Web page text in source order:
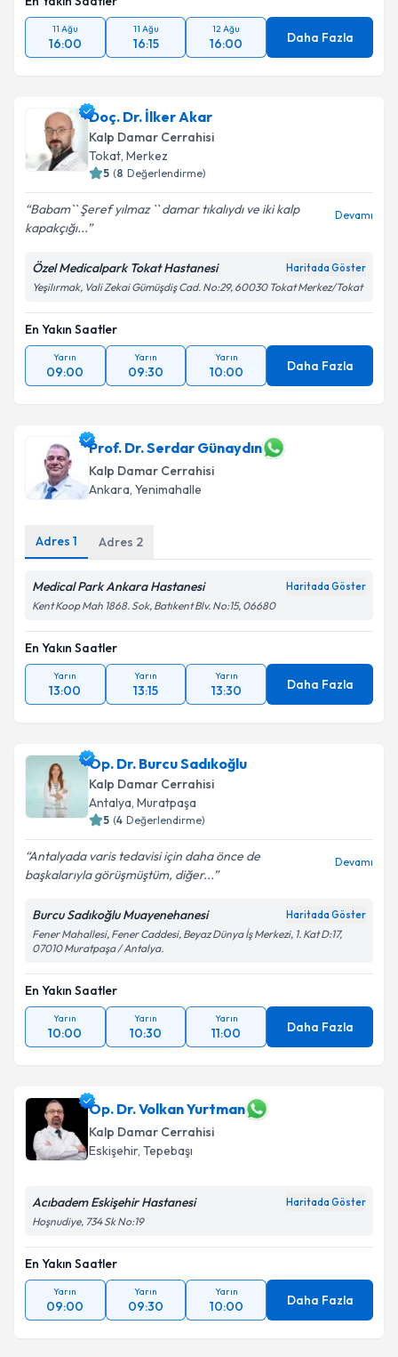
11 Ağu
16:00
11 Ağu
16:15
12 Ağu
16:00 Daha Fazla
Doç. Dr. İlker Akar
Kalp Damar Cerrahisi
Tokat, Merkez
5 (8 Değerlendirme)
Babam`` Şeref yılmaz `` damar tıkalıydı ve iki kalp
kapakçığı...
Devamı
Özel Medicalpark Tokat Hastanesi Haritada Göster
Yeşilırmak, Vali Zekai Gümüşdiş Cad. No:29, 60030 Tokat Merkez/Tokat
En Yakın Saatler
Yarın
09:00
Yarın
09:30
Yarın
10:00 Daha Fazla
Prof. Dr. Serdar Günaydın
Kalp Damar Cerrahisi
Ankara, Yenimahalle
Adres 1 Adres 2
Medical Park Ankara Hastanesi Haritada Göster
Kent Koop Mah 1868. Sok, Batıkent Blv. No:15, 06680
En Yakın Saatler
Yarın
13:00
Yarın
13:15
Yarın
13:30 Daha Fazla
Op. Dr. Burcu Sadıkoğlu
Kalp Damar Cerrahisi
Antalya, Muratpaşa
5 (4 Değerlendirme)
Antalyada varis tedavisi için daha önce de
başkalarıyla görüşmüştüm, diğer...
Devamı
Burcu Sadıkoğlu Muayenehanesi Haritada Göster
Fener Mahallesi, Fener Caddesi, Beyaz Dünya İş Merkezi, 1. Kat D:17,
07010 Muratpaşa / Antalya.
En Yakın Saatler
Yarın
10:00
Yarın
10:30
Yarın
11:00 Daha Fazla
Op. Dr. Volkan Yurtman
Kalp Damar Cerrahisi
Eskişehir, Tepebaşı
Acıbadem Eskişehir Hastanesi Haritada Göster
Hoşnudiye, 734 Sk No:19
En Yakın Saatler
Yarın
09:00
Yarın
09:30
Yarın
10:00 Daha Fazla